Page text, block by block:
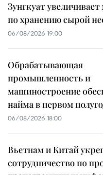
Зунгкуат
по хранению сырой
06/08/2026 19:00
Обрабатывающая
промышленность и
машиностроение
найма в первом
06/08/2026 18:00
Вьетнам и Китай
сотрудничество по